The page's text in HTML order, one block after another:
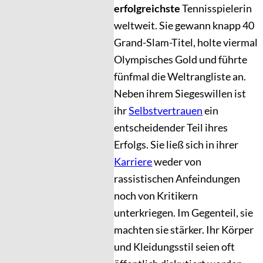
erfolgreichsteTennisspielerin
weltweit. Sie gewann knapp 40
Grand-Slam-Titel, holte viermal
Olympisches Gold und führte
fünfmal die Weltrangliste an.
Neben ihrem Siegeswillen ist
ihrSelbstvertrauenein
entscheidender Teil ihres
Erfolgs. Sie ließ sich in ihrer
Karriereweder von
rassistischen Anfeindungen
noch von Kritikern
unterkriegen. Im Gegenteil, sie
machten sie stärker. Ihr Körper
und Kleidungsstil seien oft